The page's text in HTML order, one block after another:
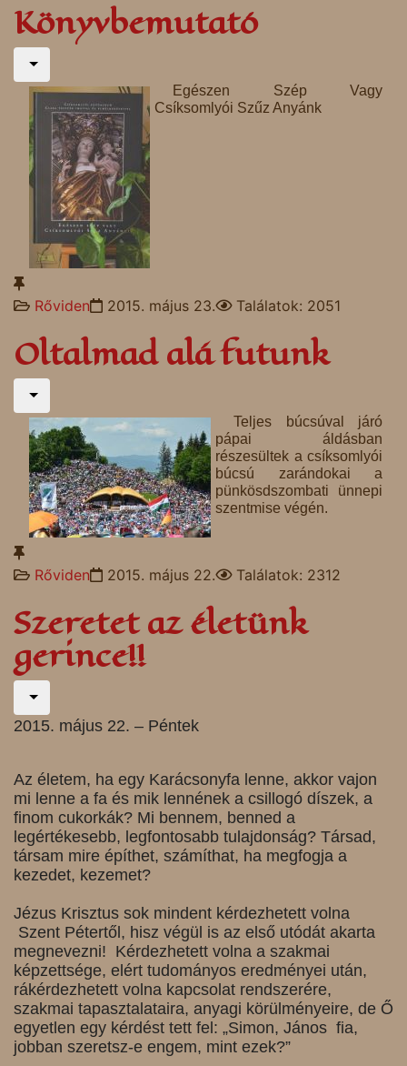
Könyvbemutató
Egészen Szép Vagy
Csíksomlyói Szűz Anyánk
Rőviden 2015. május 23. Találatok: 2051
Oltalmad alá futunk
Teljes búcsúval járó
pápai áldásban
részesültek a csíksomlyói
búcsú zarándokai a
pünkösdszombati ünnepi
szentmise végén.
Rőviden 2015. május 22. Találatok: 2312
Szeretet az életünk
gerince!!
2015. május 22. – Péntek
Az életem, ha egy Karácsonyfa lenne, akkor vajon
mi lenne a fa és mik lennének a csillogó díszek, a
finom cukorkák? Mi bennem, benned a
legértékesebb, legfontosabb tulajdonság? Társad,
társam mire építhet, számíthat, ha megfogja a
kezedet, kezemet?
Jézus Krisztus sok mindent kérdezhetett volna
Szent Pétertől, hisz végül is az első utódát akarta
megnevezni! Kérdezhetett volna a szakmai
képzettsége, elért tudományos eredményei után,
rákérdezhetett volna kapcsolat rendszerére,
szakmai tapasztalataira, anyagi körülményeire, de Ő
egyetlen egy kérdést tett fel: „Simon, János fia,
jobban szeretsz-e engem, mint ezek?”